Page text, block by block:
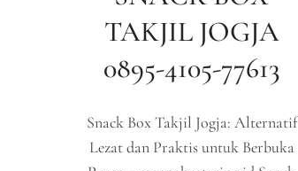
TAKJIL JOGJA
0895-4105-77613
Snack Box Takjil Jogja: Alternatif
Lezat dan Praktis untuk Berbuka